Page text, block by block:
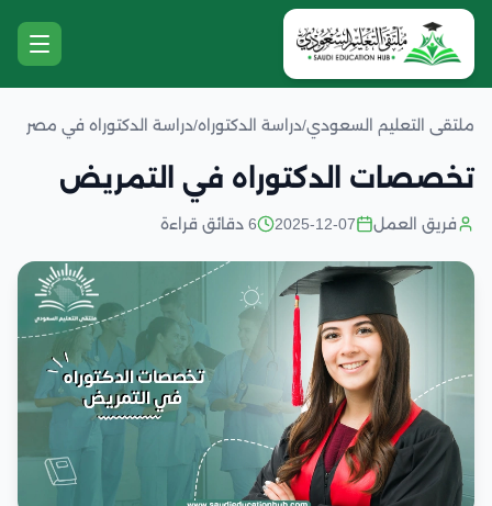
ملتقى التعليم السعودي/دراسة الدكتوراه/دراسة الدكتوراه في مصر
تخصصات الدكتوراه في التمريض
فريق العمل 2025-12-07 6 دقائق قراءة